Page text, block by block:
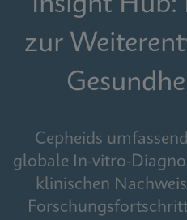
zur
Cepheids
globale In-vitro-
klinischen